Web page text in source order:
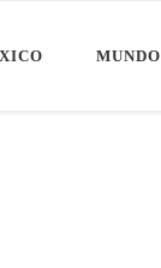
MUNDO